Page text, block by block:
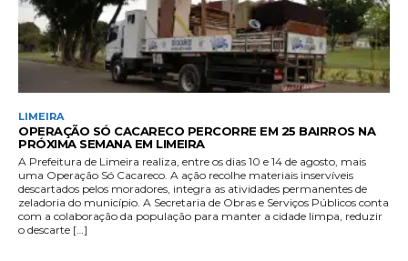
LIMEIRA
OPERAÇÃO SÓ CACARECO PERCORRE EM 25 BAIRROS NA
PRÓXIMA SEMANA EM LIMEIRA
A Prefeitura de Limeira realiza, entre os dias 10 e 14 de agosto, mais
uma Operação Só Cacareco. A ação recolhe materiais inservíveis
descartados pelos moradores, integra as atividades permanentes de
zeladoria do município. A Secretaria de Obras e Serviços Públicos conta
com a colaboração da população para manter a cidade limpa, reduzir
o descarte […]